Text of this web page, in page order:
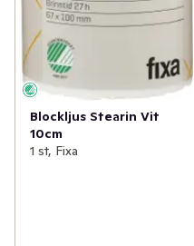
Blockljus Stearin Vit
10cm
1 st, Fixa